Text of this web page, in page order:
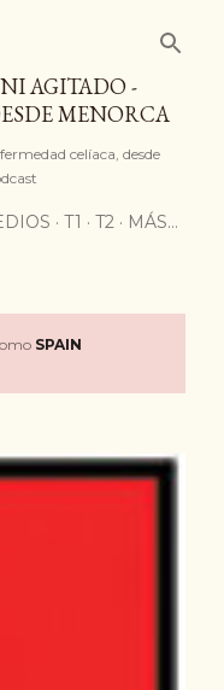
AGITADO -
MENORCA
celíaca, desde
T1 T2 MÁS…
SPAIN